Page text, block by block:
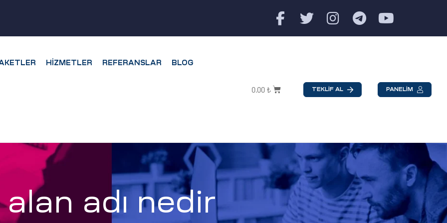
HIZMETLER REFERANSLAR BLOG
0.00 ₺ TEKLİF AL PANELİM
alan adı nedir